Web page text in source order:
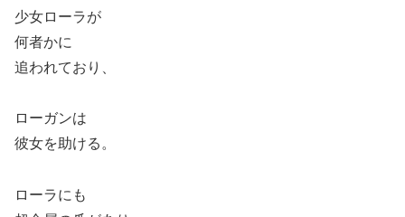
少女ローラが
何者かに
追われており、
ローガンは
彼女を助ける。
ローラにも